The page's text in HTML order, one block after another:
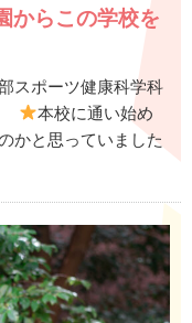
からこの学校を
スポーツ健康科学科
本校に通い始め
かと思っていました